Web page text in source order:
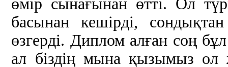
өмір сынағынан өтті. Ол
басынан кешірді,
өзгерді. Диплом алған соң
ал біздің мына қызымыз ол